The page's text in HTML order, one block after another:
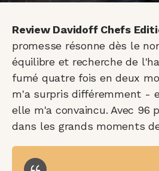
Review Davidoff Chefs
promesse résonne dès le
équilibre et recherche de
fumé quatre fois en deux
m'a surpris différemment -
elle m'a convaincu. Avec 96
dans les grands moments